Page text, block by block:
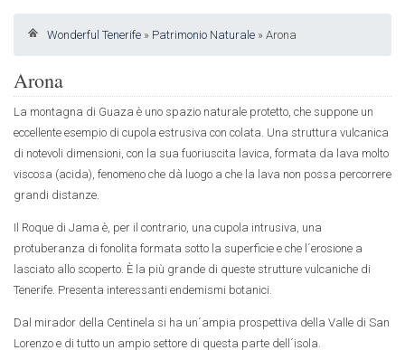
Wonderful Tenerife » Patrimonio Naturale » Arona
Arona
La montagna di Guaza è uno spazio naturale protetto, che suppone un
eccellente esempio di cupola estrusiva con colata. Una struttura vulcanica
di notevoli dimensioni, con la sua fuoriuscita lavica, formata da lava molto
viscosa (acida), fenomeno che dà luogo a che la lava non possa percorrere
grandi distanze.
Il Roque di Jama è, per il contrario, una cupola intrusiva, una
protuberanza di fonolita formata sotto la superficie e che l´erosione a
lasciato allo scoperto. È la più grande di queste strutture vulcaniche di
Tenerife. Presenta interessanti endemismi botanici.
Dal mirador della Centinela si ha un´ampia prospettiva della Valle di San
Lorenzo e di tutto un ampio settore di questa parte dell´isola.